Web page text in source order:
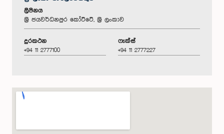
ලිපිනය
ශ්‍රී ජයවර්ධනපුර කෝට්ටේ, ශ්‍රී ලංකාව
දුරකථන
+94 11 2777100
ෆැක්ස්
+94 11 2777227